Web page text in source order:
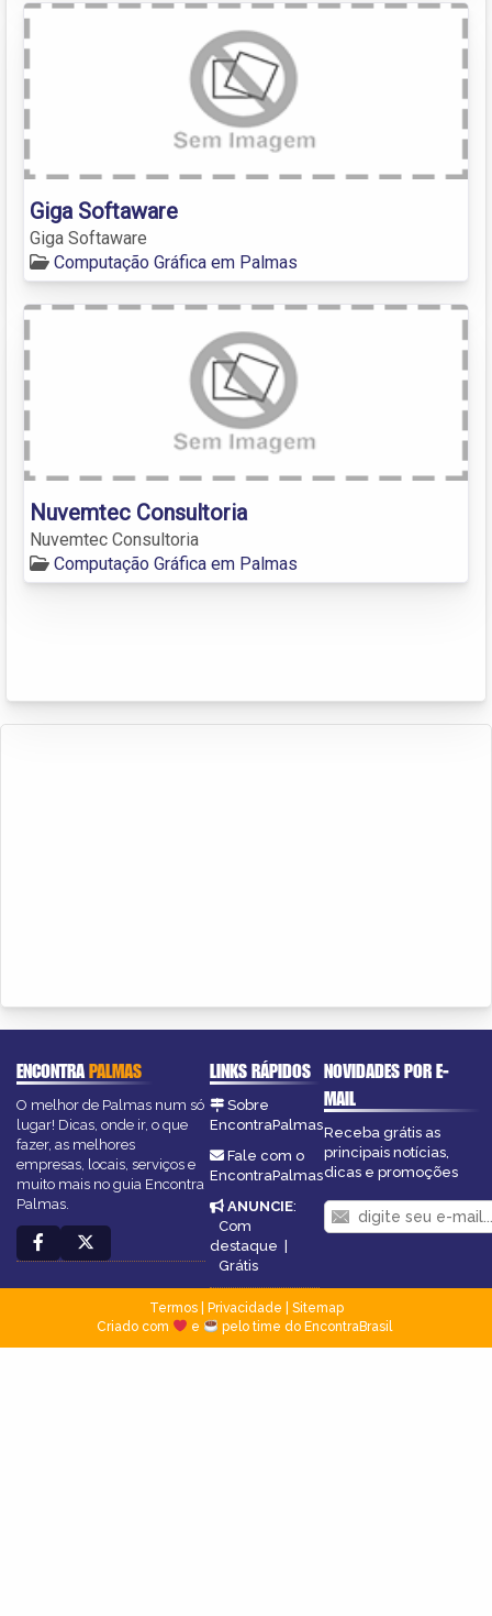
Giga Softaware
Giga Softaware
Computação Gráfica em Palmas
Nuvemtec Consultoria
Nuvemtec Consultoria
Computação Gráfica em Palmas
ENCONTRAPALMAS
O melhor de Palmas num só
lugar! Dicas, onde ir, o que
fazer, as melhores
empresas, locais, serviços e
muito mais no guia Encontra
Palmas.
LINKS RÁPIDOS
Sobre
EncontraPalmas
Fale com o
EncontraPalmas
ANUNCIE:
Com
destaque |
Grátis
NOVIDADES POR E-
MAIL
Receba grátis as
principais notícias,
dicas e promoções
Termos| Privacidade
Sitemap
Criado com
e pelo time do EncontraBrasil